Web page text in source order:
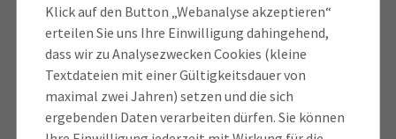
Klick auf den Button „Webanalyse akzeptieren“
erteilen Sie uns Ihre Einwilligung dahingehend,
dass wir zu Analysezwecken Cookies (kleine
Textdateien mit einer Gültigkeitsdauer von
maximal zwei Jahren) setzen und die sich
ergebenden Daten verarbeiten dürfen. Sie können
Treffen eigener strategischer und operativer
Entscheidungen. So könnte bspw. eine Änderung
der Rechtsform in Frage kommen.
Zurück zum Inhalt
Phase 4: Die Zukunft beginnt jetzt!